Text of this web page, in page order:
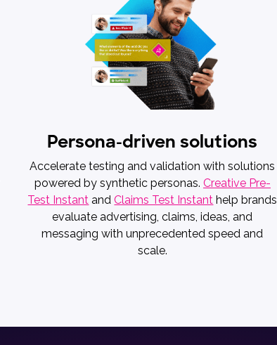
Persona-driven solutions
Accelerate testing and validation with solutions
powered by synthetic personas. Creative Pre-
Test Instant andClaims Test Instant help brands
evaluate advertising, claims, ideas, and
messaging with unprecedented speed and
scale.